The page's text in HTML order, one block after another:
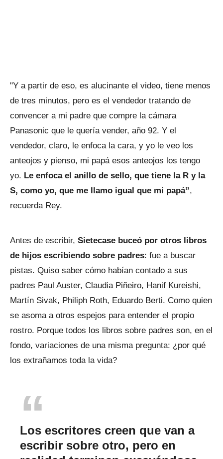
"Y a partir de eso, es alucinante el video, tiene menos
de tres minutos, pero es el vendedor tratando de
convencer a mi padre que compre la cámara
Panasonic que le quería vender, año 92. Y el
vendedor, claro, le enfoca la cara, y yo le veo los
anteojos y pienso, mi papá esos anteojos los tengo
yo. Le enfoca el anillo de sello, que tiene la R y la
S, como yo, que me llamo igual que mi papá”,
recuerda Rey.
Antes de escribir, Sietecase buceó por otros libros
de hijos escribiendo sobre padres: fue a buscar
pistas. Quiso saber cómo habían contado a sus
padres Paul Auster, Claudia Piñeiro, Hanif Kureishi,
Martín Sivak, Philiph Roth, Eduardo Berti. Como quien
se asoma a otros espejos para entender el propio
rostro. Porque todos los libros sobre padres son, en el
fondo, variaciones de una misma pregunta: ¿por qué
los extrañamos toda la vida?
Los escritores creen que van a
escribir sobre otro, pero en